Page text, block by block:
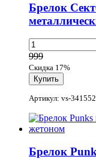
Брелок
999
Скидка 17%
Артикул: vs-341552
Брелок